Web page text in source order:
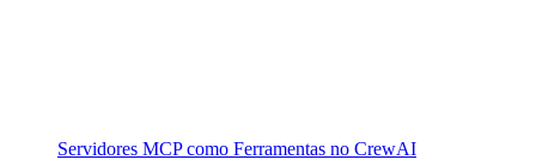
Servidores MCP como Ferramentas no CrewAI